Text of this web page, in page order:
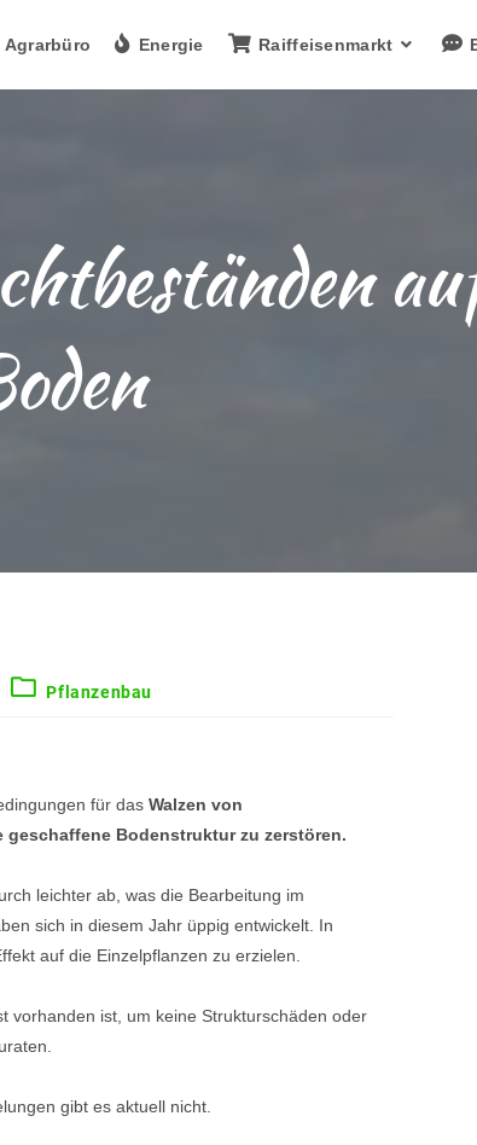
Agrarbüro Energie Raiffeisenmarkt
Pflanzenbau
für das Walzen von
Bodenstruktur zu zerstören.
leichter ab, was die Bearbeitung im
sich in diesem Jahr üppig entwickelt. In
auf die Einzelpflanzen zu erzielen.
vorhanden ist, um keine Strukturschäden oder
gibt es aktuell nicht.